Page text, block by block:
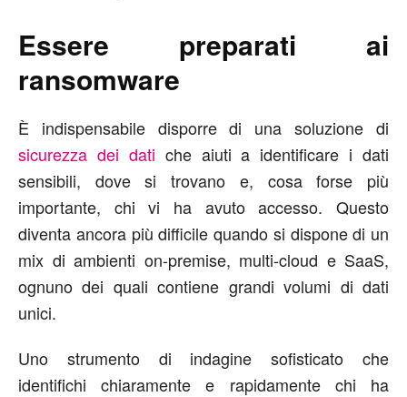
Essere preparati ai
ransomware
È indispensabile disporre di una soluzione di
sicurezza dei dati che aiuti a identificare i dati
sensibili, dove si trovano e, cosa forse più
importante, chi vi ha avuto accesso. Questo
diventa ancora più difficile quando si dispone di un
mix di ambienti on-premise, multi-cloud e SaaS,
ognuno dei quali contiene grandi volumi di dati
unici.
Uno strumento di indagine sofisticato che
identifichi chiaramente e rapidamente chi ha